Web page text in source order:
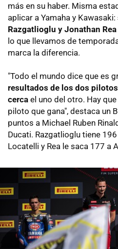
más en su haber. Misma
aplicar a Yamaha y Kawasaki:
Razgatlioglu y Jonathan
lo que llevamos de
marca la diferencia.
"Todo el mundo dice que es
resultados de los dos
cerca el uno del otro. Hay
piloto que gana", destaca un
puntos a Michael Ruben
Ducati. Razgatlioglu tiene
Locatelli y Rea le saca 177 a